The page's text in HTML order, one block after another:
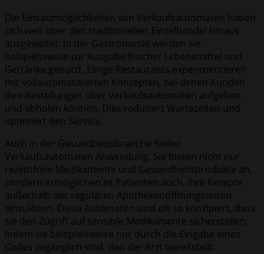
Die Einsatzmöglichkeiten von Verkaufsautomaten haben
sich weit über den traditionellen Einzelhandel hinaus
ausgeweitet. In der Gastronomie werden sie
beispielsweise zur Ausgabe frischer Lebensmittel und
Getränke genutzt. Einige Restaurants experimentieren
mit vollautomatisierten Konzepten, bei denen Kunden
ihre Bestellungen über Verkaufsautomaten aufgeben
und abholen können. Dies reduziert Wartezeiten und
optimiert den Service.
Auch in der Gesundheitsbranche finden
Verkaufsautomaten Anwendung. Sie bieten nicht nur
rezeptfreie Medikamente und Gesundheitsprodukte an,
sondern ermöglichen es Patienten auch, ihre Rezepte
außerhalb der regulären Apothekenöffnungszeiten
einzulösen. Diese Automaten sind oft so konzipiert, dass
sie den Zugriff auf sensible Medikamente sicherstellen,
indem sie beispielsweise nur durch die Eingabe eines
Codes zugänglich sind, den der Arzt bereitstellt.